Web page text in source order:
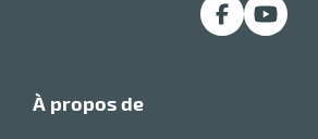
à propos de